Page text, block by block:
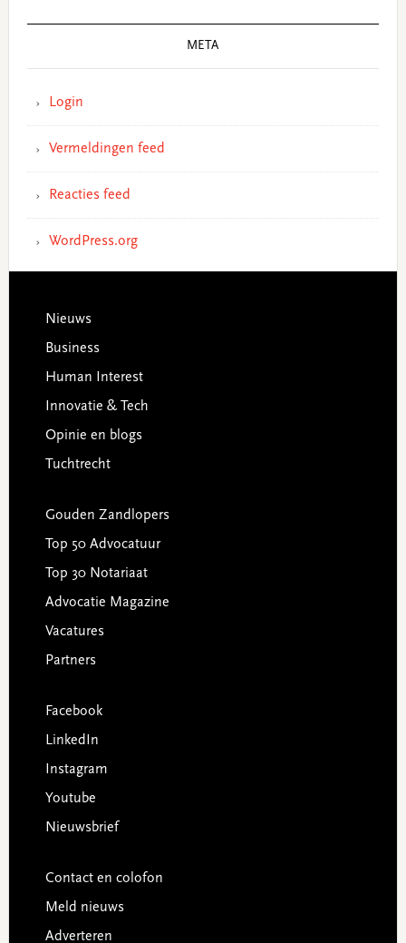
META
Login
Vermeldingen feed
Reacties feed
WordPress.org
Footer
Nieuws
Business
Human Interest
Innovatie & Tech
Opinie en blogs
Tuchtrecht
Gouden Zandlopers
Top 50 Advocatuur
Top 30 Notariaat
Advocatie Magazine
Vacatures
Partners
Facebook
LinkedIn
Instagram
Youtube
Nieuwsbrief
Contact en colofon
Meld nieuws
Adverteren